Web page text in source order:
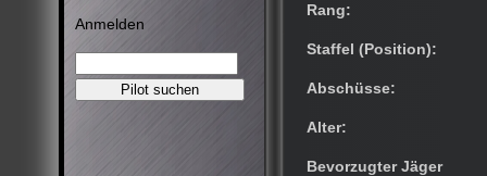
Anmelden
Rang:
Staffel (Position):
Abschüsse:
Alter:
Bevorzugter Jäger